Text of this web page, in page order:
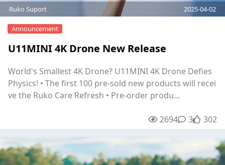
Ruko Suport 2025-04-02
U11MINI 4K Drone New Release
Announcement
World's Smallest 4K Drone? U11MINI 4K Drone Defies
Physics! • The first 100 pre-sold new products will recei
ve the Ruko Care Refresh • Pre-order produ...
2694 33 302